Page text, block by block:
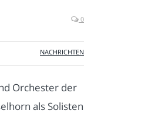
0
NACHRICHTEN
Orchester der
als Solisten